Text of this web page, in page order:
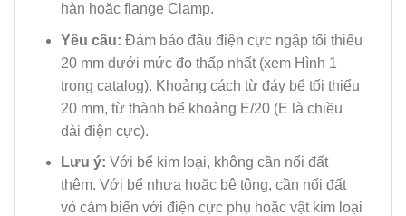
hàn hoặc flange Clamp.
Yêu cầu: Đảm bảo đầu điện cực ngập tối thiểu
20 mm dưới mức đo thấp nhất (xem Hình 1
trong catalog). Khoảng cách từ đáy bể tối thiểu
20 mm, từ thành bể khoảng E/20 (E là chiều
dài điện cực).
Lưu ý: Với bể kim loại, không cần nối đất
thêm. Với bể nhựa hoặc bê tông, cần nối đất
vỏ cảm biến với điện cực phụ hoặc vật kim loại